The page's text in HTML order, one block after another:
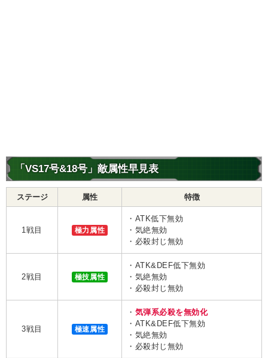
「VS17号&18号」敵属性早見表
ステージ 属性 特徴
1戦目 極力属性
・ATK低下無効
・気絶無効
・必殺封じ無効
2戦目 極技属性
・ATK&DEF低下無効
・気絶無効
・必殺封じ無効
3戦目 極速属性
・ 気弾系必殺を無効化
・ATK&DEF低下無効
・気絶無効
・必殺封じ無効